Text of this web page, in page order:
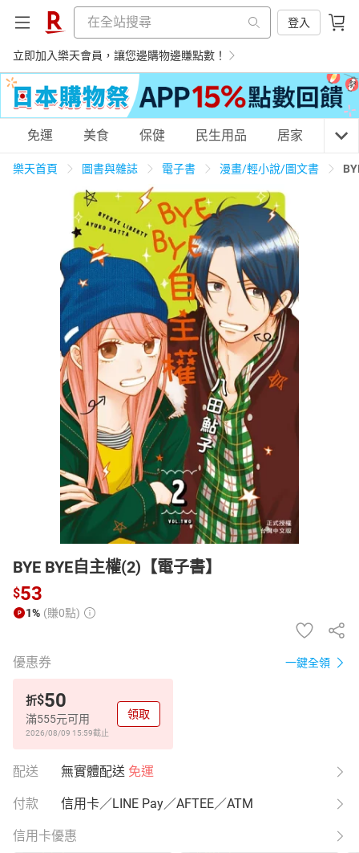
登入
立即加入樂天會員，讓您邊購物邊賺點數！
購物網分類
天天免運 美食蛋糕 養生保健
居家生活 3C家電 運動休閒 親子玩具
女裝 男裝 化妝保養
日本購物 電子/紙本書
HOT
免運 美食 保健 民生用品 居家 3C
樂天首頁 圖書與雜誌 電子書 漫畫/輕小說/圖文書
BYE BYE自主權(2)【電子書】
$53
1% (賺0點)
優惠券 一鍵全領
折$50
滿555元可用
2026/08/09 15:59截止
領取
配送 無實體配送 免運
付款 信用卡／LINE Pay／AFTEE／ATM
信用卡優惠